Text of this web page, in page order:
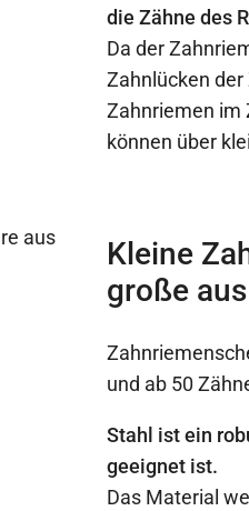
die Zähne des
Da der
Zahnlücken
Zahnriemen im
können über
Kleine
große
und ab 50
Stahl ist ein
geeignet ist.
Das Material